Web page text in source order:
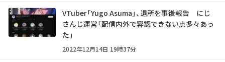
VTuber「Yugo Asuma」、退所を事後報告 にじ
さんじ運営「配信内外で容認できない点多々あっ
た」
2022年12月14日 19時37分